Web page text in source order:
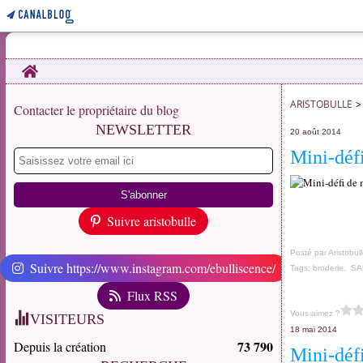
Home
Contacter le propriétaire du blog
NEWSLETTER
Suivre aristobulle
Suivre https://www.instagram.com/ebulliscence/
Flux RSS
VISITEURS
Depuis la création 73 790
ARISTOBULLE >
20 août 2014
Mini-
Posté par
Tags: broderie SAL
Vous aimez ?
18 mai 2014
Mini-